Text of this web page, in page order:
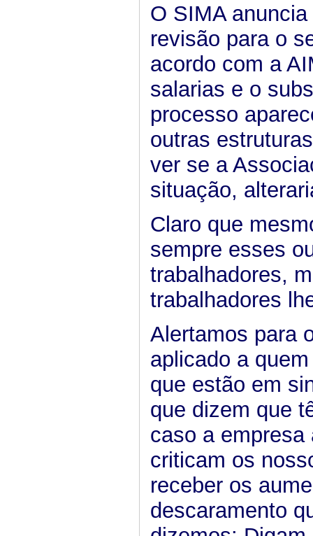
O SIMA
revisão para o
acordo com a
salarias e o
processo
outras
ver se a
situação,
Claro que
sempre esses
trabalhadores,
trabalhadores
Alertamos para
aplicado a
que estão em
que dizem que
caso a empresa
criticam os
receber os
descaramento